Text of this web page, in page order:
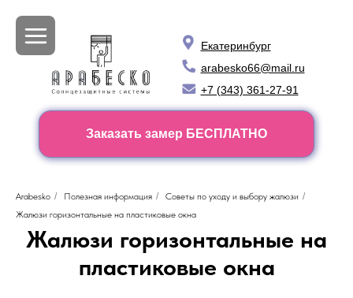
Екатеринбург
arabesko66@mail.ru
+7 (343) 361-27-91
Заказать замер БЕСПЛАТНО
Arabesko / Полезная информация / Советы по уходу и выбору жалюзи /
Жалюзи горизонтальные на пластиковые окна
Жалюзи горизонтальные на
пластиковые окна